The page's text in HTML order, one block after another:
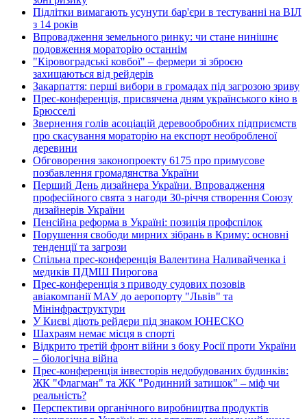
Підлітки вимагають усунути бар'єри в тестуванні на ВІЛ
з 14 років
Впровадження земельного ринку: чи стане нинішнє
подовження мораторію останнім
"Кіровоградські ковбої" – фермери зі зброєю
захищаються від рейдерів
Закарпаття: перші вибори в громадах під загрозою зриву
Прес-конференція, присвячена дням українського кіно в
Брюсселі
Звернення голів асоціацій деревообробних підприємств
про скасування мораторію на експорт необробленої
деревини
Обговорення законопроекту 6175 про примусове
позбавлення громадянства України
Перший День дизайнера України. Впровадження
професійного свята з нагоди 30-річчя створення Союзу
дизайнерів України
Пенсійна реформа в Україні: позиція профспілок
Порушення свободи мирних зібрань в Криму: основні
тенденції та загрози
Спільна прес-конференція Валентина Наливайченка і
медиків ПДМШ Пирогова
Прес-конференція з приводу судових позовів
авіакомпанії МАУ до аеропорту "Львів" та
Мінінфраструктури
У Києві діють рейдери під знаком ЮНЕСКО
Шахраям немає місця в спорті
Відкрито третій фронт війни з боку Росії проти України
– біологічна війна
Прес-конференція інвесторів недобудованих будинків:
ЖК "Флагман" та ЖК "Родинний затишок" – міф чи
реальність?
Перспективи органічного виробництва продуктів